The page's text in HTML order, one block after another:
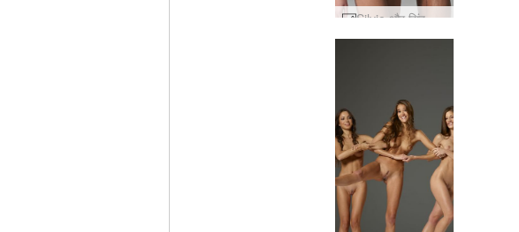
Silvie और सिंह जोड़ी #93